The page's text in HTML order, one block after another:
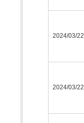
2024/03/22
2024/03/22